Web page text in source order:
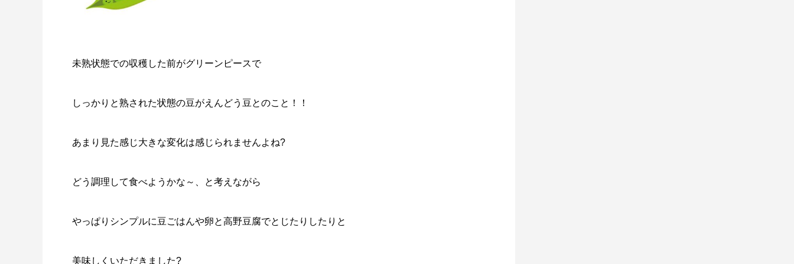
未熟状態での収穫した前がグリーンピースで
しっかりと熟された状態の豆がえんどう豆とのこと！！
あまり見た感じ大きな変化は感じられませんよね?
どう調理して食べようかな～、と考えながら
やっぱりシンプルに豆ごはんや卵と高野豆腐でとじたりしたりと
美味しくいただきました?